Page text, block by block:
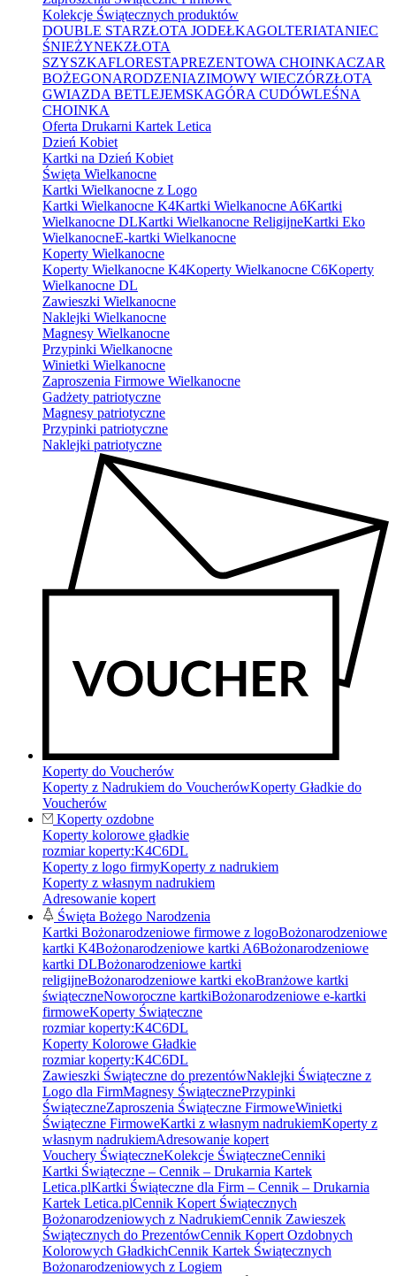
Kolekcje Świątecznych produktów
DOUBLE STARZŁOTA JODEŁKAGOLTERIATANIEC
ŚNIEŻYNEKZŁOTA
SZYSZKAFLORESTAPREZENTOWA CHOINKACZAR
BOŻEGONARODZENIAZIMOWY WIECZÓRZŁOTA
GWIAZDA BETLEJEMSKAGÓRA CUDÓWLEŚNA
CHOINKA
Oferta Drukarni Kartek Letica
Dzień Kobiet
Kartki na Dzień Kobiet
Święta Wielkanocne
Kartki Wielkanocne z Logo
Kartki Wielkanocne K4Kartki Wielkanocne A6Kartki
Wielkanocne DLKartki Wielkanocne ReligijneKartki Eko
WielkanocneE-kartki Wielkanocne
Koperty Wielkanocne
Koperty Wielkanocne K4Koperty Wielkanocne C6Koperty
Wielkanocne DL
Zawieszki Wielkanocne
Naklejki Wielkanocne
Magnesy Wielkanocne
Przypinki Wielkanocne
Winietki Wielkanocne
Zaproszenia Firmowe Wielkanocne
Gadżety patriotyczne
Magnesy patriotyczne
Przypinki patriotyczne
Naklejki patriotyczne
Koperty do Voucherów
Koperty z Nadrukiem do VoucherówKoperty Gładkie do
Voucherów
Koperty ozdobne
Koperty kolorowe gładkie
rozmiar koperty:K4C6DL
Koperty z logo firmyKoperty z nadrukiem
Koperty z własnym nadrukiem
Adresowanie kopert
Święta Bożego Narodzenia
Kartki Bożonarodzeniowe firmowe z logoBożonarodzeniowe
kartki K4Bożonarodzeniowe kartki A6Bożonarodzeniowe
kartki DLBożonarodzeniowe kartki
religijneBożonarodzeniowe kartki ekoBranżowe kartki
świąteczneNoworoczne kartkiBożonarodzeniowe e-kartki
firmoweKoperty Świąteczne
rozmiar koperty:K4C6DL
Koperty Kolorowe Gładkie
rozmiar koperty:K4C6DL
Zawieszki Świąteczne do prezentówNaklejki Świąteczne z
Logo dla FirmMagnesy ŚwiątecznePrzypinki
ŚwiąteczneZaproszenia Świąteczne FirmoweWinietki
Świąteczne FirmoweKartki z własnym nadrukiemKoperty z
własnym nadrukiemAdresowanie kopert
Vouchery ŚwiąteczneKolekcje ŚwiąteczneCenniki
Kartki Świąteczne – Cennik – Drukarnia Kartek
Letica.plKartki Świąteczne dla Firm – Cennik – Drukarnia
Kartek Letica.plCennik Kopert Świątecznych
Bożonarodzeniowych z NadrukiemCennik Zawieszek
Świątecznych do PrezentówCennik Kopert Ozdobnych
Kolorowych GładkichCennik Kartek Świątecznych
Bożonarodzeniowych z Logiem